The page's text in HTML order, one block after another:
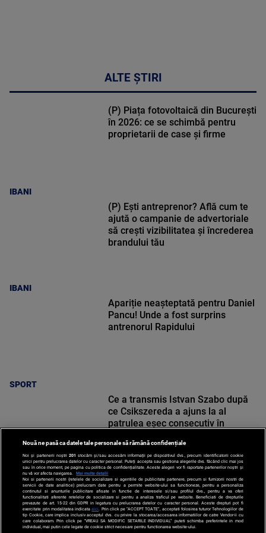
ALTE ȘTIRI
IBANI
(P) Piața fotovoltaică din București
în 2026: ce se schimbă pentru
proprietarii de case și firme
IBANI
(P) Ești antreprenor? Află cum te
ajută o campanie de advertoriale
să crești vizibilitatea și încrederea
brandului tău
SPORT
Apariție neașteptată pentru Daniel
Pancu! Unde a fost surprins
antrenorul Rapidului
SPORT
Ce a transmis Istvan Szabo după
ce Csikszereda a ajuns la al
patrulea eșec consecutiv în
Nouă ne pasă ca datele tale personale să rămână confidențiale
Noi și partenerii noștri 201 stocăm și/sau accesăm informații pe dispozitivul dvs., precum identificatorii cookie
unici pentru prelucrarea datelor cu caracter personal. Puteți accepta sau gestiona alegerile dvs. făcând clic mai jos
sau în orice moment, pe pagina cu politica de confidențialitate. Aceste alegeri vor fi raportate partenerilor noștri și
nu vă vor afecta navigarea.
Mai multe detalii
Noi si partenerii nostri (retelele de socializare si agentiile de publicitate partenere, precum si furnizorii nostri de
servicii de date analitice) prelucram date pentru a permite website-ului sa functioneze, pentru a personaliza
continutul si anunturile publicitare afisate in functie de interesele si/sau profilul dvs., pentru a va oferi
functionalitati aferente retelelor de socializare si pentru a analiza traficul pe website. Beneficiati de drepturile
prevazute de art. 15-22 din GDPR in legatura cu prelucrarea datelor cu caracter personal. Aceste drepturi pot fi
exercitate prin modalitatea indicataaici . Prin click pe “ACCEPT TOATE”, acceptati folosirea tuturor Tehnologiilor de
tip Cookie, care implica inclusiv acceptul dvs. cu privire la stocarea/accesarea informatiilor de catre Vendor-ii cu
care colaboram. Prin click pe “VREAU SA MODIFIC SETARILE INDIVIDUAL” puteti schimba preferintele in mod
individual, mai putin cele legate de cookie strict necesare pentru functionarea website-ului.